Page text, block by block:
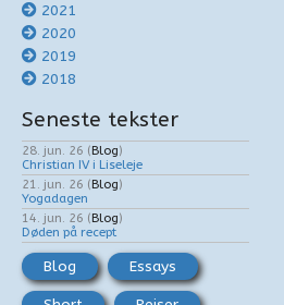
2021
2020
2019
2018
Seneste tekster
28. jun. 26 (Blog)
Christian IV i Liseleje
21. jun. 26 (Blog)
Yogadagen
14. jun. 26 (Blog)
Døden på recept
Blog Essays